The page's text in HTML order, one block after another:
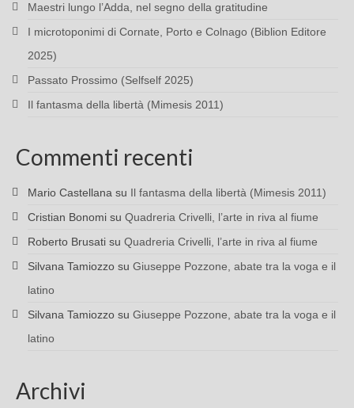
Maestri lungo l’Adda, nel segno della gratitudine
I microtoponimi di Cornate, Porto e Colnago (Biblion Editore
2025)
Passato Prossimo (Selfself 2025)
Il fantasma della libertà (Mimesis 2011)
Commenti recenti
Mario Castellana su Il fantasma della libertà (Mimesis 2011)
Cristian Bonomi su Quadreria Crivelli, l’arte in riva al fiume
Roberto Brusati su Quadreria Crivelli, l’arte in riva al fiume
Silvana Tamiozzo su Giuseppe Pozzone, abate tra la voga e il
latino
Silvana Tamiozzo su Giuseppe Pozzone, abate tra la voga e il
latino
Archivi